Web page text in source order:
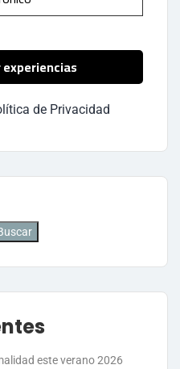
de Privacidad
este verano 2026